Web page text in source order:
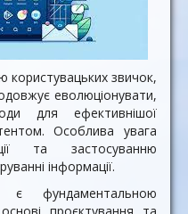
користувацьких звичок,
еволюціонувати,
для ефективнішої
Особлива увага
та застосуванню
інформації.
є фундаментальною